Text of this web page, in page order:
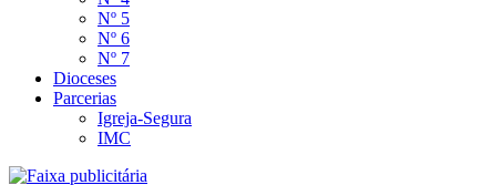
Nº 5
Nº 6
Nº 7
Dioceses
Parcerias
Igreja-Segura
IMC